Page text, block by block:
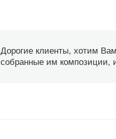
Дорогие клиенты, хотим
собранные им композиции,